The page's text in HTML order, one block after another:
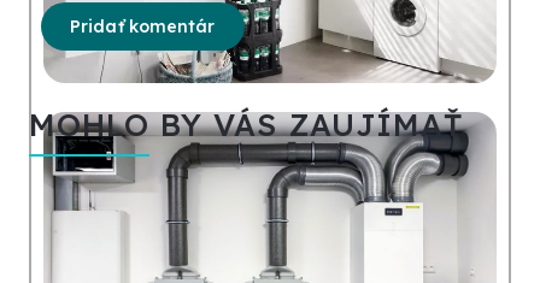
Pridať komentár
MOHLO BY VÁS ZAUJÍMAŤ